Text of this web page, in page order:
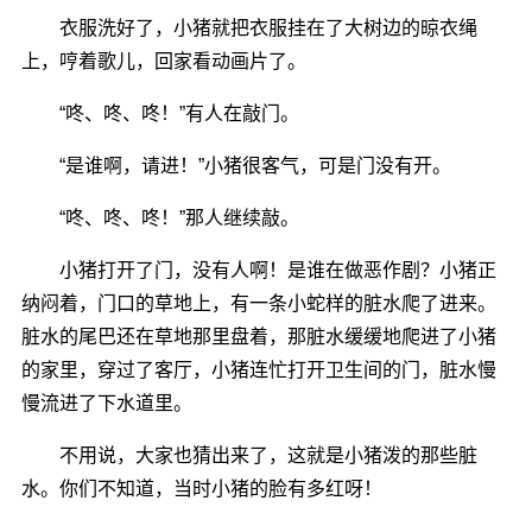
衣服洗好了，小猪就把衣服挂在了大树边的晾衣绳
上，哼着歌儿，回家看动画片了。
“咚、咚、咚！”有人在敲门。
“是谁啊，请进！”小猪很客气，可是门没有开。
“咚、咚、咚！”那人继续敲。
小猪打开了门，没有人啊！是谁在做恶作剧？小猪正
纳闷着，门口的草地上，有一条小蛇样的脏水爬了进来。
脏水的尾巴还在草地那里盘着，那脏水缓缓地爬进了小猪
的家里，穿过了客厅，小猪连忙打开卫生间的门，脏水慢
慢流进了下水道里。
不用说，大家也猜出来了，这就是小猪泼的那些脏
水。你们不知道，当时小猪的脸有多红呀！